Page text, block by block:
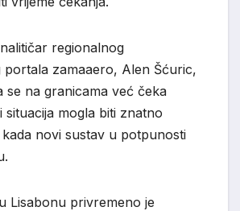
regionalnog
zamaaero, Alen Šćuric,
se na granicama već čeka
situacija mogla biti znatno
novi sustav u potpunosti
Lisabonu privremeno je